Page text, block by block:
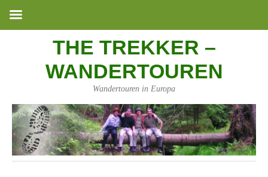
THE TREKKER –
WANDERTOUREN
Wandertouren in Europa